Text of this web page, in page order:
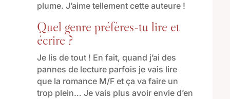
plume. J’aime tellement cette auteure !
Quel genre préfères-tu lire et
écrire ?
Je lis de tout ! En fait, quand j’ai des
pannes de lecture parfois je vais lire
que la romance M/F et ça va faire un
trop plein… Je vais plus avoir envie d’en